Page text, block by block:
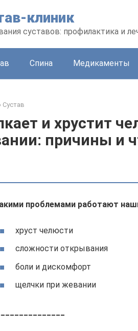
клиник
суставов: профилактика и
Спина Медикаменты
Сустав
и хрустит
причины и
проблемами работают
хруст челюсти
сложности открывания
боли и дискомфорт
щелчки при жевании